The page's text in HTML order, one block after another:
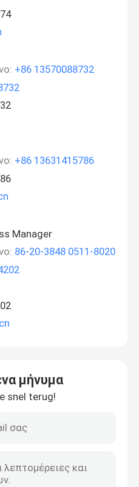
+86 13570088732
+86 13631415786
Manager
86-20-3848 0511-8020
μήνυμα
snel terug!